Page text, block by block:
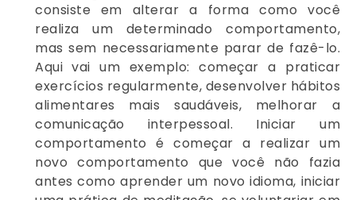
consiste em alterar a forma como você
realiza um determinado comportamento,
mas sem necessariamente parar de fazê-lo.
Aqui vai um exemplo: começar a praticar
exercícios regularmente, desenvolver hábitos
alimentares mais saudáveis, melhorar a
comunicação interpessoal. Iniciar um
comportamento é começar a realizar um
novo comportamento que você não fazia
antes como aprender um novo idioma, iniciar